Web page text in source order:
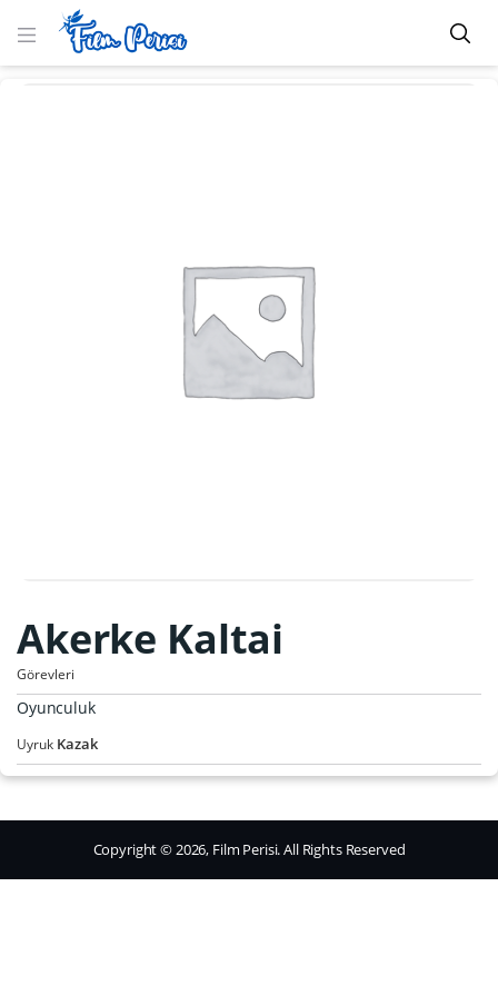
Akerke Kaltai
Görevleri
Oyunculuk
Uyruk Kazak
Copyright © 2026, Film Perisi. All Rights Reserved